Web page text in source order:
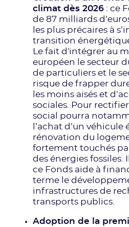
climat dès 2026 : ce
de 87 milliards
les plus précaires à
transition
Le fait d'intégrer au
européen le secteur
de particuliers et le
risque de frapper
les moins aisés et
sociales. Pour
social pourra
l’achat d’un
rénovation du
fortement touchés
des énergies fossiles.
ce Fonds aide à
terme le
infrastructures de
transports publics.
Adoption de la